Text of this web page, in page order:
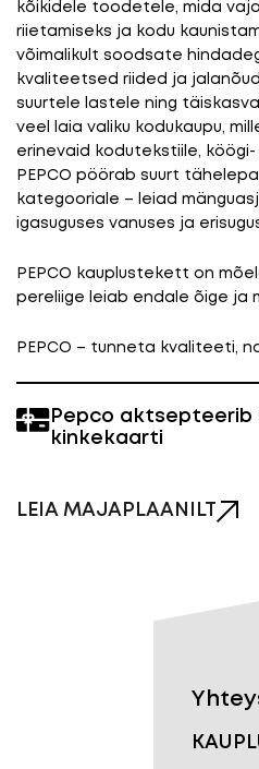
kõikidele toodetele, mida
riietamiseks ja kodu
võimalikult soodsate
kvaliteetsed riided ja
suurtele lastele ning
veel laia valiku kodukaupu,
erinevaid kodutekstiile, köögi-
PEPCO pöörab suurt
kategooriale – leiad
igasuguses vanuses ja
PEPCO kauplustekett on
pereliige leiab endale õige ja
PEPCO – tunneta kvaliteeti,
Pepco aktsepteerib
kinkekaarti
LEIA MAJAPLAANILT